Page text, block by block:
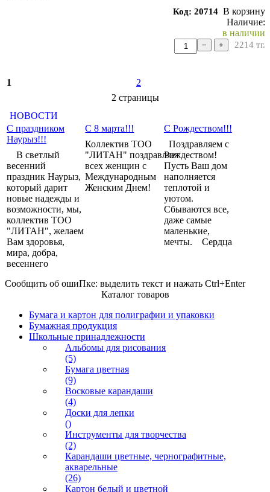
Код: 20714 В корзину
Наличие:
в наличии
2214 тг.
− +
1
2
2 cтраницы
НОВОСТИ
С праздником
Наурыз!!!
В светлый
весенний
праздник Наурыз,
который дарит
новые надежды и
возможности, мы,
коллектив ТОО
"ЛИТАН", желаем
Вам здоровья,
мира, добра,
весеннего
С 8 марта!!!
Коллектив ТОО
"ЛИТАН" поздравляет
всех женщин с
Международным
Женским Днем!
С Рождеством!!!
Поздравляем с
Рождеством!
Пусть Ваш дом
наполняется
теплотой и
уютом.
Сбываются все,
даже самые
маленькие,
мечты. Сердца
Сообщить об ошиПке: выделить текст и нажать Ctrl+Enter
Каталог товаров
Бумага и картон для полиграфии и упаковки
Бумажная продукция
Школьные принадлежности
Альбомы для рисования
(5)
Бумага цветная
(9)
Восковые карандаши
(4)
Доски для лепки
()
Инструменты для творчества
(2)
Карандаши цветные, чернографитные,
акварельные
(26)
Картон белый и цветной